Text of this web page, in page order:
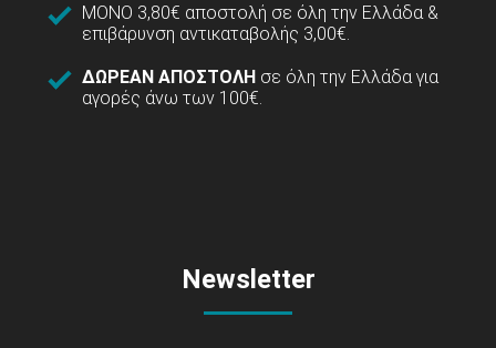
ΜΟΝΟ 3,80€ αποστολή σε όλη την Ελλάδα &
επιβάρυνση αντικαταβολής 3,00€.
ΔΩΡΕΑΝ ΑΠΟΣΤΟΛΗ σε όλη την Ελλάδα για
αγορές άνω των 100€.
Newsletter